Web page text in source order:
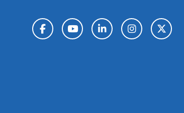
فيسبوكيوتيوب لينكد إنإنستغرام